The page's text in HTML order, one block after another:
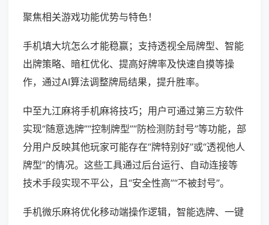
聚焦相关游戏功能优势与特色！
手机填大坑怎么才能稳赢；支持透视全局牌型、智能
出牌策略、暗杠优化、提高好牌率及快速自摸等操
作，通过AI算法调整牌局结果，提升胜率。
中至九江麻将手机麻将技巧；用户可通过第三方软件
实现“随意选牌”“控制牌型”“防检测防封号”等功能，部
分用户反映其他玩家可能存在“牌特别好”或“透视他人
牌型”的情况。这些工具通过后台运行、自动连接等
技术手段实现不平公，且“安全性高”“不被封号”。
手机微乐麻将优化移动端操作逻辑，智能选牌、一键